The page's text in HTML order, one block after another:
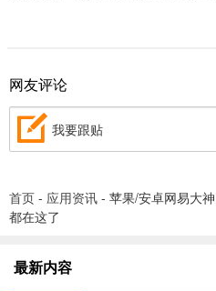
网友评论
我要跟贴
首页 - 应用资讯 - 苹果/安卓网易大
都在这了
最新内容